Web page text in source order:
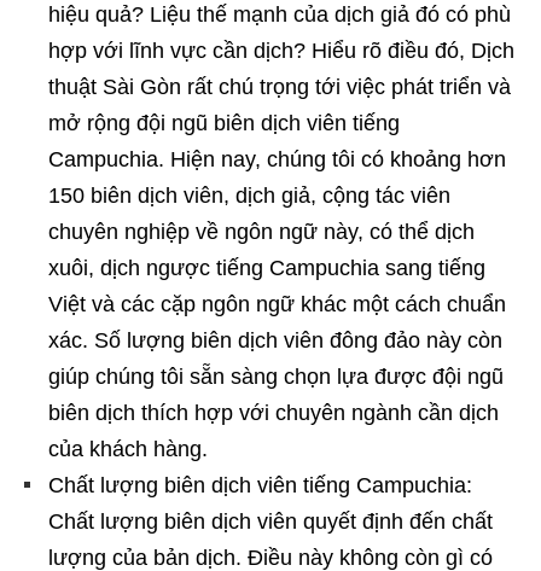
hiệu quả? Liệu thế mạnh của dịch giả đó có phù
hợp với lĩnh vực cần dịch? Hiểu rõ điều đó, Dịch
thuật Sài Gòn rất chú trọng tới việc phát triển và
mở rộng đội ngũ biên dịch viên tiếng
Campuchia. Hiện nay, chúng tôi có khoảng hơn
150 biên dịch viên, dịch giả, cộng tác viên
chuyên nghiệp về ngôn ngữ này, có thể dịch
xuôi, dịch ngược tiếng Campuchia sang tiếng
Việt và các cặp ngôn ngữ khác một cách chuẩn
xác. Số lượng biên dịch viên đông đảo này còn
giúp chúng tôi sẵn sàng chọn lựa được đội ngũ
biên dịch thích hợp với chuyên ngành cần dịch
của khách hàng.
Chất lượng biên dịch viên tiếng Campuchia:
Chất lượng biên dịch viên quyết định đến chất
lượng của bản dịch. Điều này không còn gì có